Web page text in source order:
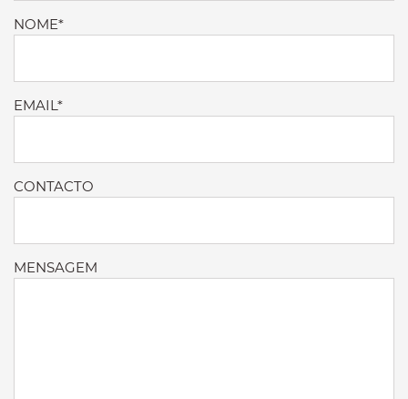
NOME*
EMAIL*
CONTACTO
MENSAGEM